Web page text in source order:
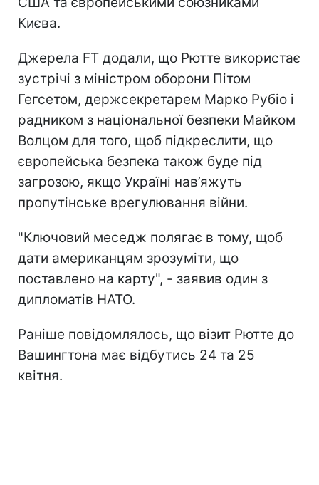
Києва.
Джерела FT додали, що Рютте використає
зустрічі з міністром оборони Пітом
Гегсетом, держсекретарем Марко Рубіо і
радником з національної безпеки Майком
Волцом для того, щоб підкреслити, що
європейська безпека також буде під
загрозою, якщо Україні нав’яжуть
пропутінське врегулювання війни.
"Ключовий меседж полягає в тому, щоб
дати американцям зрозуміти, що
поставлено на карту", - заявив один з
дипломатів НАТО.
Раніше повідомлялось, що візит Рютте до
Вашингтона має відбутись 24 та 25
квітня.